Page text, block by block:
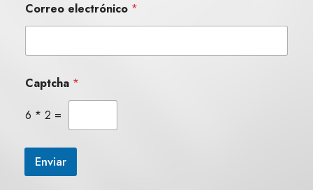
Correo electrónico *
Captcha *
6 * 2 =
Enviar